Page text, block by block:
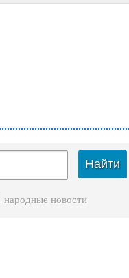
Найти
народные новости